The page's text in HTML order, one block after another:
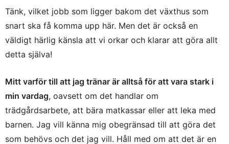
Tänk, vilket jobb som ligger bakom det växthus som
snart ska få komma upp här. Men det är också en
väldigt härlig känsla att vi orkar och klarar att göra allt
detta själva!
Mitt varför till att jag tränar är alltså för att vara stark i
min vardag, oavsett om det handlar om
trädgårdsarbete, att bära matkassar eller att leka med
barnen. Jag vill känna mig obegränsad till att göra det
som behövs och det jag vill. Håll med om att det är en